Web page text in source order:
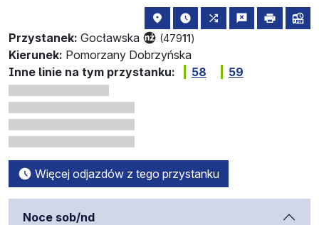
Przystanek: Gocławska (47911)
lokalizacja przystanku na mapie
najbliższe odjazdy z tego
wszystkie linie
zgłośdrukuj
Kierunek: Pomorzany Dobrzyńska
Inne linie na tym przystanku:
58 59
Więcej odjazdów z tego przystanku
Noce sob/nd